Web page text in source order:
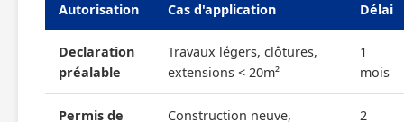
Autorisation Cas d'application Délai
Declaration
préalable
Travaux légers, clôtures,
extensions < 20m²
1
mois
Permis de
Construction neuve,
2